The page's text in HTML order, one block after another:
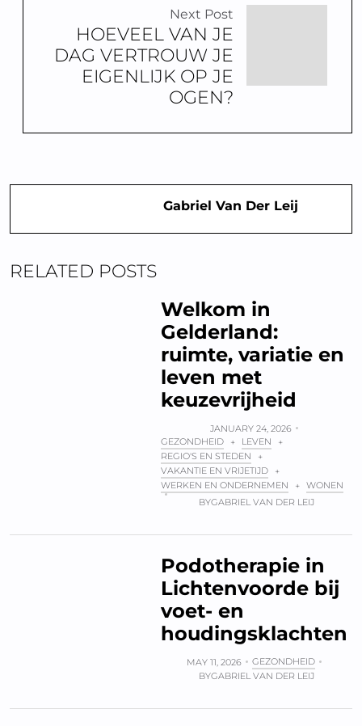
Next Post
HOEVEEL VAN JE
DAG VERTROUW JE
EIGENLIJK OP JE
OGEN?
Gabriel Van Der Leij
RELATED POSTS
Welkom in
Gelderland:
ruimte, variatie en
leven met
keuzevrijheid
JANUARY 24, 2026
GEZONDHEID
+ LEVEN
+
REGIO'S EN STEDEN
+
VAKANTIE EN VRIJETIJD
+
WERKEN EN ONDERNEMEN
+ WONEN
BYGABRIEL VAN DER LEIJ
Podotherapie in
Lichtenvoorde bij
voet- en
houdingsklachten
MAY 11, 2026
GEZONDHEID
BYGABRIEL VAN DER LEIJ